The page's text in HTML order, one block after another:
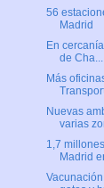
56
Madrid
En
de Cha...
Más
Nuevas
varias
1,7
Madrid